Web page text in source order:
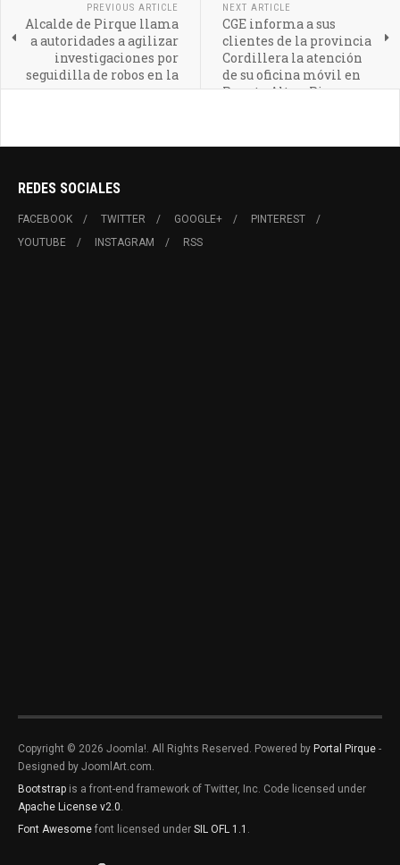
PREVIOUS ARTICLE
Alcalde de Pirque llama
a autoridades a agilizar
investigaciones por
seguidilla de robos en la
comuna
NEXT ARTICLE
CGE informa a sus
clientes de la provincia
Cordillera la atención
de su oficina móvil en
Puente Alto y Pirque
REDES SOCIALES
FACEBOOK TWITTER GOOGLE+
PINTEREST
YOUTUBE
INSTAGRAM RSS
Copyright © 2026 Joomla!. All Rights Reserved. Powered by Portal Pirque -
Designed by JoomlArt.com.
Bootstrap is a front-end framework of Twitter, Inc. Code licensed under
Apache License v2.0
Font Awesome font licensed under SIL OFL 1.1